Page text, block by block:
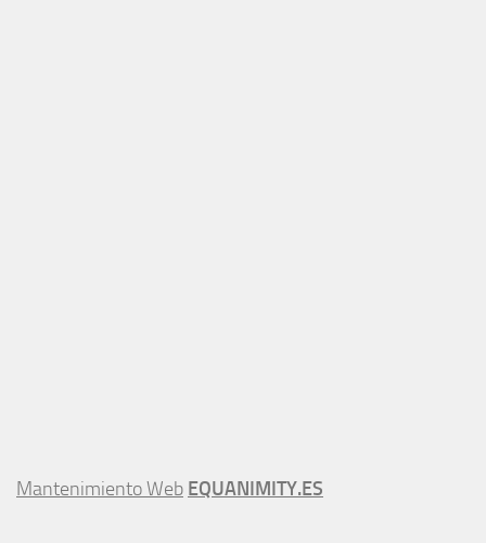
Mantenimiento Web EQUANIMITY.ES